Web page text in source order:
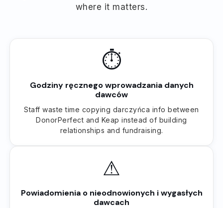
where it matters.
⏱
Godziny ręcznego wprowadzania danych
dawców
Staff waste time copying darczyńca info between
DonorPerfect and Keap instead of building
relationships and fundraising.
⚠
Powiadomienia o nieodnowionych i wygasłych
dawcach